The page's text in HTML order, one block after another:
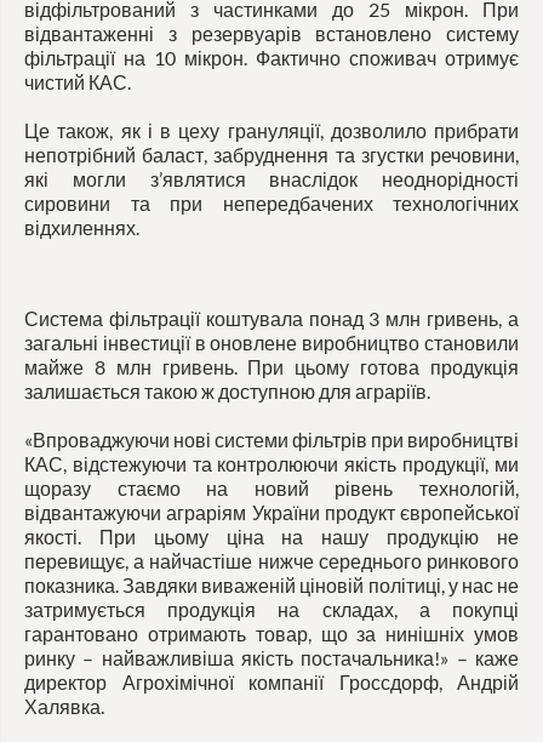
відфільтрований з частинками до 25 мікрон. При
відвантаженні з резервуарів встановлено систему
фільтрації на 10 мікрон. Фактично споживач отримує
чистий КАС.
Це також, як і в цеху грануляції, дозволило прибрати
непотрібний баласт, забруднення та згустки речовини,
які могли з’являтися внаслідок неоднорідності
сировини та при непередбачених технологічних
відхиленнях.
Система фільтрації коштувала понад 3 млн гривень, а
загальні інвестиції в оновлене виробництво становили
майже 8 млн гривень. При цьому готова продукція
залишається такою ж доступною для аграріїв.
«Впроваджуючи нові системи фільтрів при виробництві
КАС, відстежуючи та контролюючи якість продукції, ми
щоразу стаємо на новий рівень технологій,
відвантажуючи аграріям України продукт європейської
якості. При цьому ціна на нашу продукцію не
перевищує, а найчастіше нижче середнього ринкового
показника. Завдяки виваженій ціновій політиці, у нас не
затримується продукція на складах, а покупці
гарантовано отримають товар, що за нинішніх умов
ринку – найважливіша якість постачальника!» – каже
директор Агрохімічної компанії Гроссдорф, Андрій
Халявка.